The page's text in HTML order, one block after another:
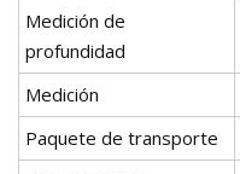
Medición de
profundidad
Medición
Paquete de transporte